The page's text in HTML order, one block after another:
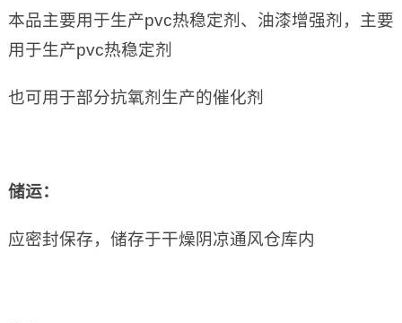
本品主要用于生产pvc热稳定剂、油漆增强剂，主要
用于生产pvc热稳定剂
也可用于部分抗氧剂生产的催化剂
储运：
应密封保存，储存于干燥阴凉通风仓库内